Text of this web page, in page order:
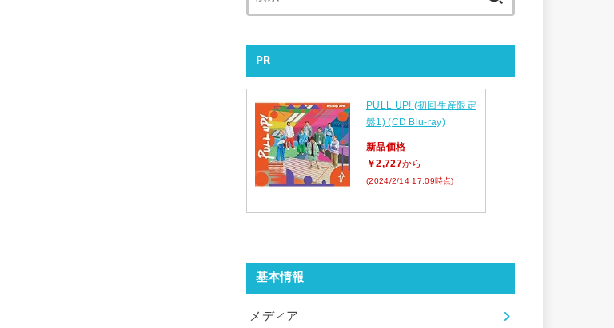
PR
PULL UP! (初回生産限定
盤1) (CD Blu-ray)
新品価格
￥2,727から
(2024/2/14 17:09時点)
基本情報
メディア